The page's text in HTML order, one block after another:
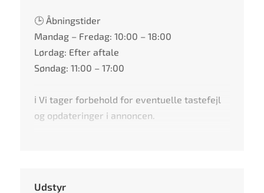
🕒 Åbningstider
Mandag – Fredag: 10:00 – 18:00
Lørdag: Efter aftale
Søndag: 11:00 – 17:00
ℹ️ Vi tager forbehold for eventuelle tastefejl
og opdateringer i annoncen.
Udstyr